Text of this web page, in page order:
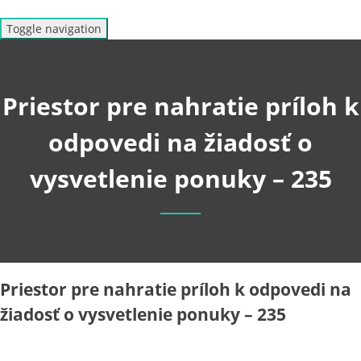
Toggle navigation
Priestor pre nahratie príloh k
odpovedi na žiadosť o
vysvetlenie ponuky – 235
Priestor pre nahratie príloh k odpovedi na
žiadosť o vysvetlenie ponuky – 235